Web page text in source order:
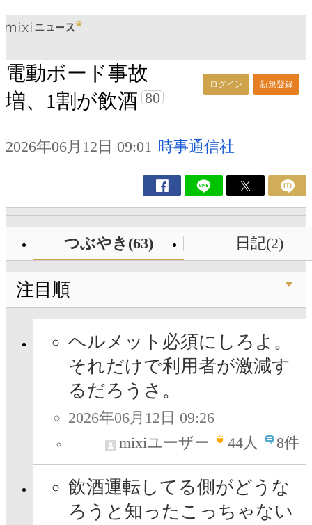
ログイン 新規登録
電動ボード事故
増、1割が飲酒 80
2026年06月12日 09:01 時事通信社
つぶやき(63) 日記(2)
注目順
ヘルメット必須にしろよ。
それだけで利用者が激減す
るだろうさ。
2026年06月12日 09:26
mixiユーザー
44人 8件
飲酒運転してる側がどうな
ろうと知ったこっちゃない